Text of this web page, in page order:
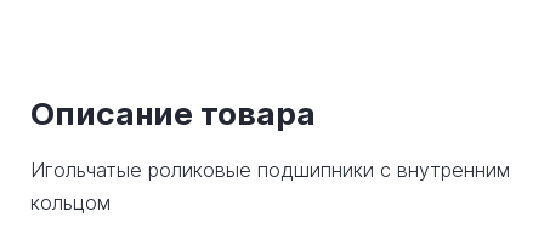
Описание товара
Игольчатые роликовые подшипники с внутренним
кольцом